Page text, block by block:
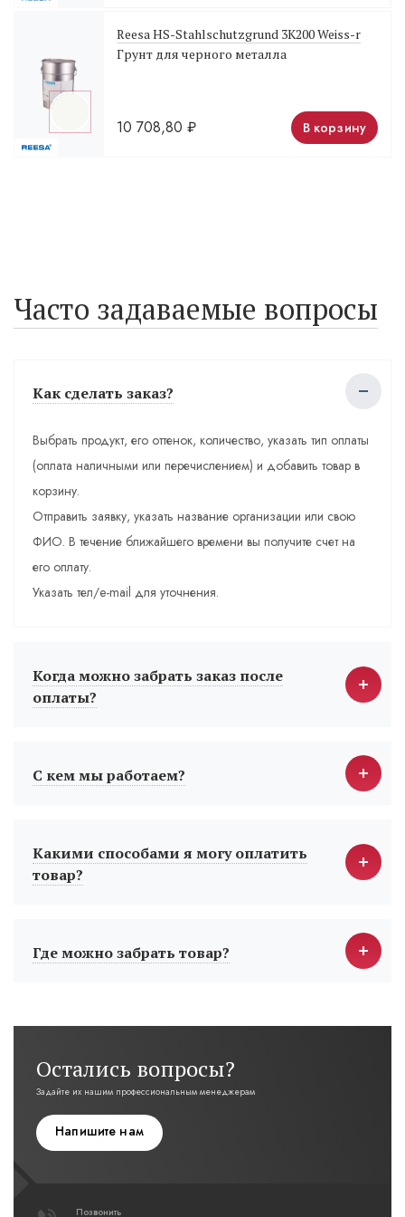
Reesa HS-Stahlschutzgrund 3К200 Weiss-r
Грунт для черного металла
10 708,80 ₽ В корзину
Часто задаваемые вопросы
Как сделать заказ?
Выбрать продукт, его оттенок, количество, указать тип оплаты
(оплата наличными или перечислением) и добавить товар в
корзину.
Отправить заявку, указать название организации или свою
ФИО. В течение ближайшего времени вы получите счет на
его оплату.
Указать тел/e-mail для уточнения.
Когда можно забрать заказ после
оплаты?
С кем мы работаем?
Какими способами я могу оплатить
товар?
Где можно забрать товар?
Остались вопросы?
Задайте их нашим профессиональным менеджерам
Напишите нам
Позвонить